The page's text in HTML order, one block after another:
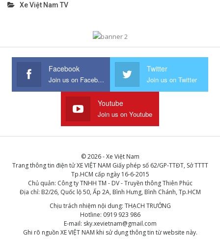
Xe Việt Nam TV
Facebook
Join us on Facebook
Twitter
Join us on Twitter
Youtube
Join us on Youtube
© 2026 - Xe Việt Nam
Trang thông tin điện tử XE VIỆT NAM Giấy phép số 62/GP-TTĐT, Sở TTTT
Tp.HCM cấp ngày 16-6-2015
Chủ quản: Công ty TNHH TM - DV - Truyền thông Thiên Phúc
Địa chỉ: B2/26, Quốc lộ 50, Ấp 2A, Bình Hưng, Bình Chánh, Tp.HCM
Chịu trách nhiệm nội dung: THẠCH TRƯỞNG
Hotline: 0919 923 986
E-mail: sky.xevietnam@gmail.com
Ghi rõ nguồn XE VIỆT NAM khi sử dụng thông tin từ website này.